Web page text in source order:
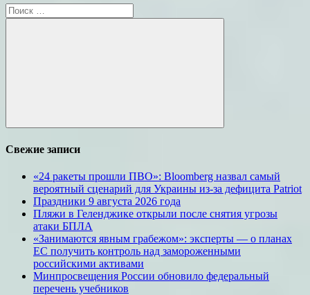
Поиск
для:
Поиск
Свежие записи
«24 ракеты прошли ПВО»: Bloomberg назвал самый
вероятный сценарий для Украины из-за дефицита Patriot
Праздники 9 августа 2026 года
Пляжи в Геленджике открыли после снятия угрозы
атаки БПЛА
«Занимаются явным грабежом»: эксперты — о планах
ЕС получить контроль над замороженными
российскими активами
Минпросвещения России обновило федеральный
перечень учебников